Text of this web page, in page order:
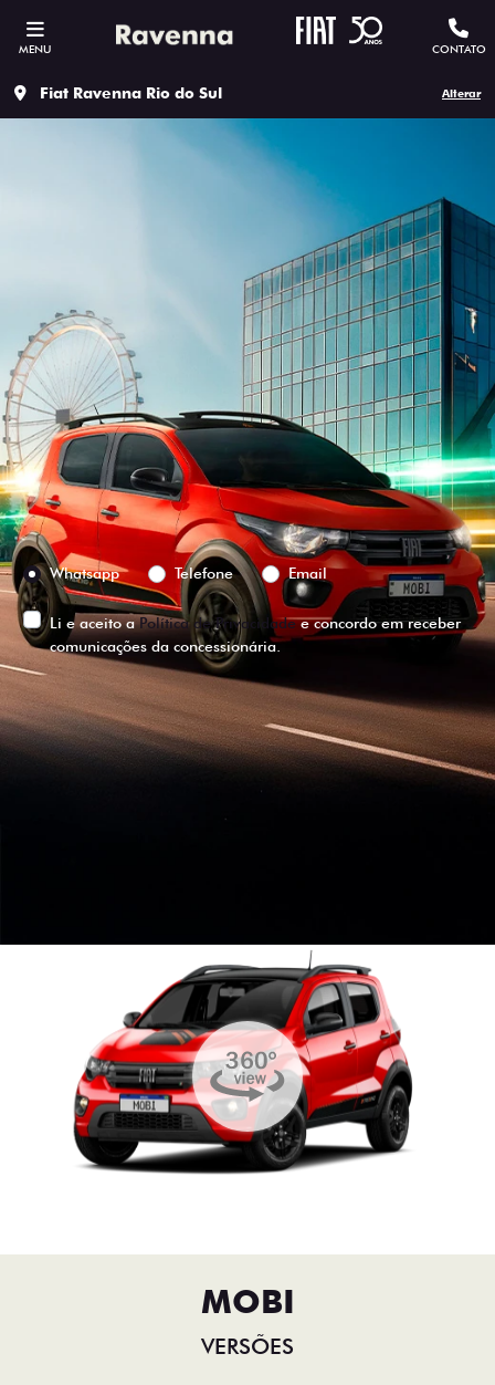
MENU CONTATO
Fiat Ravenna Rio do Sul Alterar
ESTOU INTERESSADO
Versão escolhida
Preferência de contato:
Whatsapp
Telefone Email
Li e aceito aPolítica de Privacidadee concordo em receber
comunicações da concessionária.
ENTRAR EM CONTATO
MOBI
VERSÕES